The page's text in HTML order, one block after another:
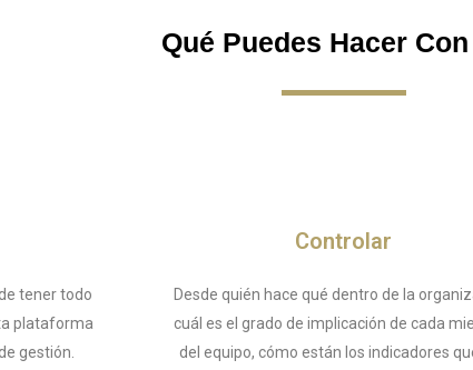
Qué Puedes Hacer
tener todo
plataforma
gestión.
Controlar
Desde quién hace qué dentro de la
cuál es el grado de implicación de cada
del equipo, cómo están los indicadores